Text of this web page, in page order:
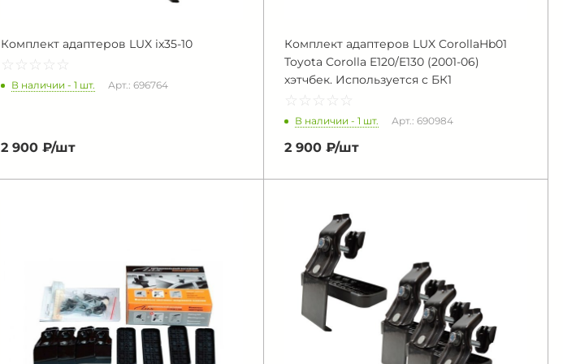
Комплект адаптеров LUX ix35-10
☆ ☆ ☆ ☆ ☆
★ ★ ★ ★ ★
В наличии - 1 шт. Арт.: 696764
2 900 ₽/шт
Комплект адаптеров LUX CorollaHb01
Toyota Corolla E120/E130 (2001-06)
хэтчбек. Используется с БК1
☆ ☆ ☆ ☆ ☆
★ ★ ★ ★ ★
В наличии - 1 шт. Арт.: 690984
2 900 ₽/шт